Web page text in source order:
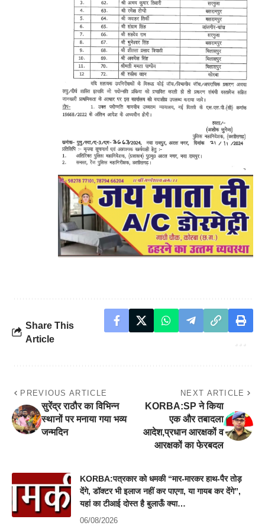
Share This
Article
PREVIOUS ARTICLE
सुरेंद्र राठौर का विभिन्न
स्थानों पर मनाया गया भव्य
जन्मदिन
NEXT ARTICLE
KORBA:SP ने किया
एक और तबादला
आदेश,प्रधान आरक्षकों व
आरक्षकों का फेरबदल
KORBA:पत्रकार को धमकी “मार-मारकर हाथ-पैर तोड़
देंगे, डॉक्टर भी इलाज नहीं कर पाएगा, या गायब कर देंगे”,
यहां का टीआई दोस्त है बुलाऊँ क्या…
06/08/2026